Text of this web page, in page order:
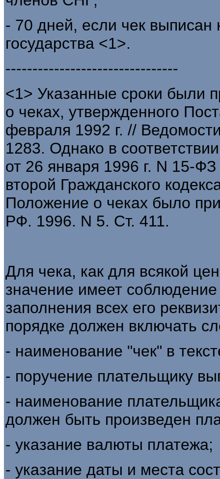
- 70 дней, если чек выписан
государства <1>.
--------------------------------
<1> Указанные сроки были
о чеках, утвержденного
февраля 1992 г. //
1283. Однако в
от 26 января 1996 г. N 15-
второй Гражданского
Положение о чеках было
РФ. 1996. N 5. Ст. 411.
Для чека, как для всякой
значение имеет
заполнения всех его
порядке должен включать
- наименование "чек" в
- поручение плательщику
- наименование
должен быть произведен
- указание валюты платежа;
- указание даты и места